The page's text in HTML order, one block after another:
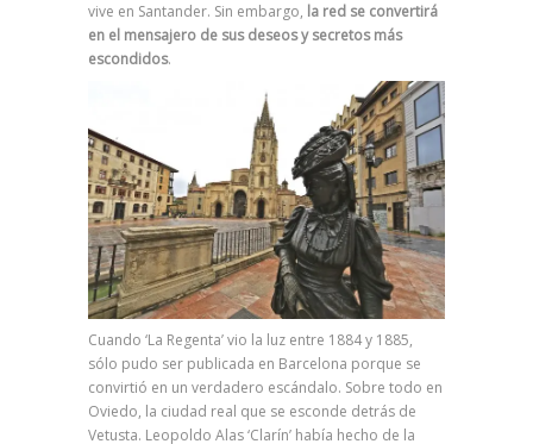
vive en Santander. Sin embargo, la red se convertirá
en el mensajero de sus deseos y secretos más
escondidos.
Cuando ‘La Regenta’ vio la luz entre 1884 y 1885,
sólo pudo ser publicada en Barcelona porque se
convirtió en un verdadero escándalo. Sobre todo en
Oviedo, la ciudad real que se esconde detrás de
Vetusta. Leopoldo Alas ‘Clarín’ había hecho de la